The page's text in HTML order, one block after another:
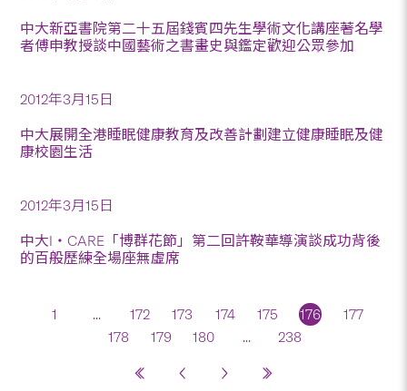
中大新亞書院第二十五屆錢賓四先生學術文化講座著名學
者傅申教授談中國藝術之書畫史與鑑定歡迎公眾參加
2012年3月15日
中大展開全港睡眠健康教育及改善計劃建立健康睡眠及健
康校園生活
2012年3月15日
中大I‧CARE「博群花節」第二回許鞍華導演談成功背後
的百般歷練全場座無虛席
1 ... 172 173 174 175 176
177
178
179 180 ... 238